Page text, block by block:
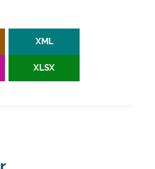
XML
XLSX